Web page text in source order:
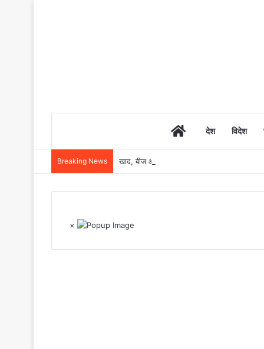
Homeदेश विदेश
Breaking News खाद, बीज और उर्वरकों की समय पर उपलब्धता से
×